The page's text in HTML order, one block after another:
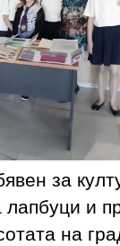
за
и
на